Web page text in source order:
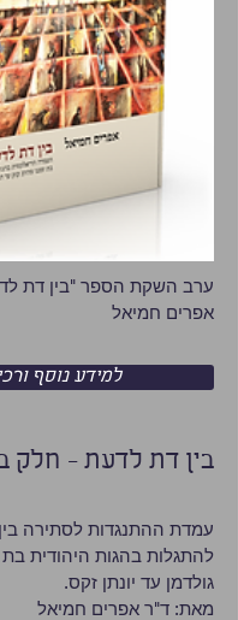
ערב השקת הספר "בין דת
אפרים חמיאל
למידע נוסף
בין דת לדעת - חלק
עמדת ההתנגדות לסתירה
להתגלות בהגות היהודית בת
גולדמן עד יונתן זקס.
מאת: ד"ר אפרים חמיאל